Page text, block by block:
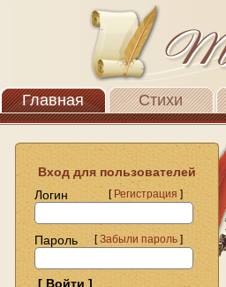
Главная Стихи
Вход для пользователей
Логин
[Регистрация]
Пароль [Забыли пароль]